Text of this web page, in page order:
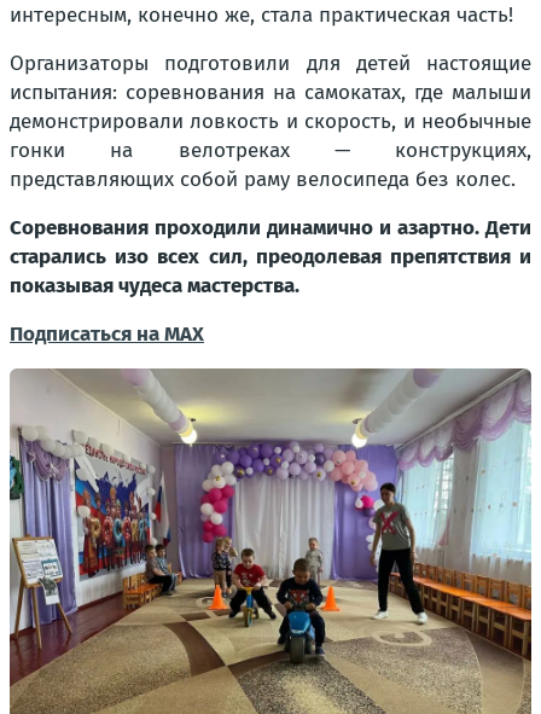
интересным, конечно же, стала практическая часть!
Организаторы подготовили для детей настоящие
испытания: соревнования на самокатах, где малыши
демонстрировали ловкость и скорость, и необычные
гонки на велотреках — конструкциях,
представляющих собой раму велосипеда без колес.
Соревнования проходили динамично и азартно. Дети
старались изо всех сил, преодолевая препятствия и
показывая чудеса мастерства.
Подписаться на MAX